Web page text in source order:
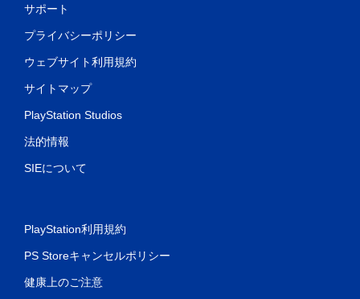
サポート
プライバシーポリシー
ウェブサイト利用規約
サイトマップ
PlayStation Studios
法的情報
SIEについて
PlayStation利用規約
PS Storeキャンセルポリシー
健康上のご注意